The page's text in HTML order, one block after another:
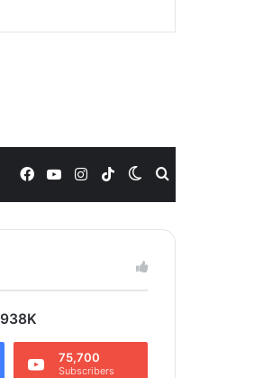
Switch
skin
TikTok
Instagram
YouTube
Facebook
938K
75,700
Subscribers